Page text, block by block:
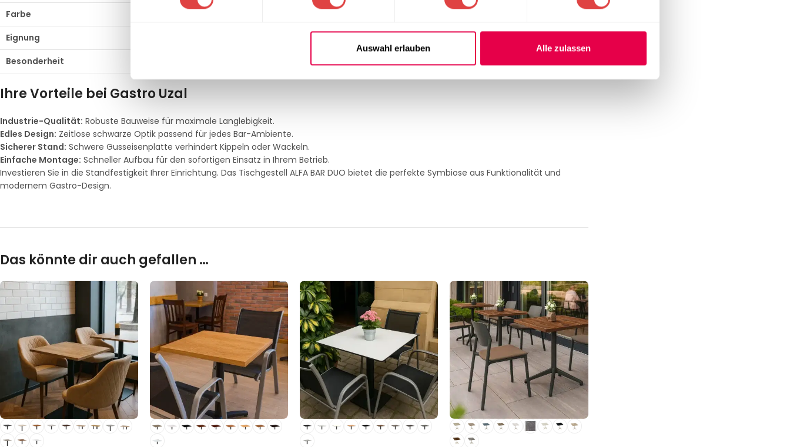
Auswahl erlauben Alle zulassen
Farbe
Eignung
Besonderheit
Hohe Standfestigkeit für rechteckige Platten
Ihre Vorteile bei Gastro Uzal
Industrie-Qualität: Robuste Bauweise für maximale Langlebigkeit.
Edles Design: Zeitlose schwarze Optik passend für jedes Bar-Ambiente.
Sicherer Stand: Schwere Gusseisenplatte verhindert Kippeln oder Wackeln.
Einfache Montage: Schneller Aufbau für den sofortigen Einsatz in Ihrem Betrieb.
Investieren Sie in die Standfestigkeit Ihrer Einrichtung. Das Tischgestell ALFA BAR DUO bietet die perfekte Symbiose aus Funktionalität und
modernem Gastro-Design.
Das könnte dir auch gefallen …